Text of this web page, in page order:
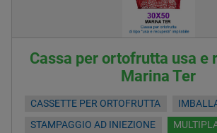
Cassa per ortofrutta usa e
Marina Ter
CASSETTE PER ORTOFRUTTA
STAMPAGGIO AD INIEZIONE